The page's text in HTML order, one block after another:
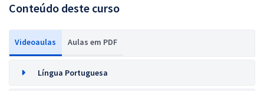
Conteúdo deste curso
Videoaulas Aulas em PDF
Língua Portuguesa